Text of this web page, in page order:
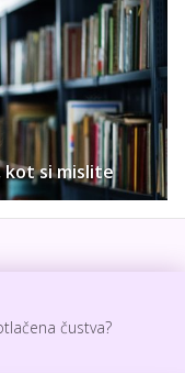
kot si mislite
čustva?